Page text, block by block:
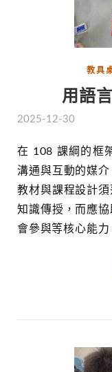
教具
用語
2025-12-30
在 108 課綱的框架下，國小英語課程強調語言不僅是
溝通與互動的媒
教材與課程設計
知識傳授，而應
會參與等核心能力